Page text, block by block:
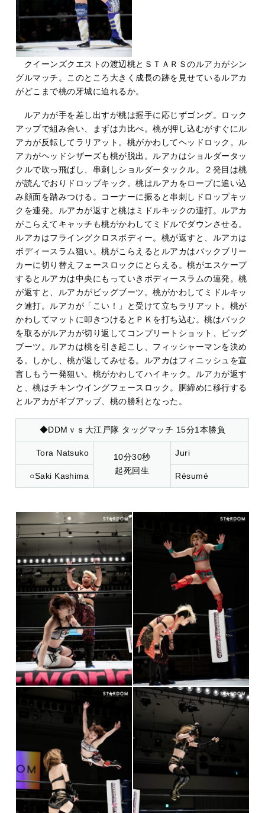
クイーンズクエストの渡辺桃とＳＴＡＲＳのルアカがシン
グルマッチ。このところ大きく成長の跡を見せているルアカ
がどこまで桃の牙城に迫れるか。
ルアカが手を差し出すが桃は握手に応じずゴング。ロック
アップで組み合い、まずは力比べ。桃が押し込むがすぐにル
アカが反転してラリアット。桃がかわしてヘッドロック。ル
アカがヘッドシザーズも桃が脱出。ルアカはショルダータッ
クルで吹っ飛ばし、串刺しショルダータックル。２発目は桃
が読んでおりドロップキック。桃はルアカをロープに追い込
み顔面を踏みつける。コーナーに振ると串刺しドロップキッ
クを連発。ルアカが返すと桃はミドルキックの連打。ルアカ
がこらえてキャッチも桃がかわしてミドルでダウンさせる。
ルアカはフライングクロスボディー。桃が返すと、ルアカは
ボディースラム狙い。桃がこらえるとルアカはバックブリー
カーに切り替えフェースロックにとらえる。桃がエスケープ
するとルアカは中央にもっていきボディースラムの連発。桃
が返すと、ルアカがビッグブーツ。桃がかわしてミドルキッ
ク連打。ルアカが「こい！」と受けて立ちラリアット。桃が
かわしてマットに叩きつけるとＰＫを打ち込む。桃はバック
を取るがルアカが切り返してコンプリートショット、ビッグ
ブーツ。ルアカは桃を引き起こし、フィッシャーマンを決め
る。しかし、桃が返してみせる。ルアカはフィニッシュを宣
言しもう一発狙い。桃がかわしてハイキック。ルアカが返す
と、桃はチキンウイングフェースロック。胴締めに移行する
とルアカがギブアップ、桃の勝利となった。
◆DDMｖｓ大江戸隊 タッグマッチ 15分1本勝負
Tora Natsuko
10分30秒
起死回生
Juri
○Saki Kashima Résumé